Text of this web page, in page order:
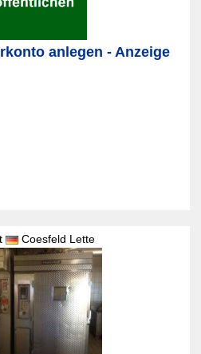
anlegen - Anzeige
Coesfeld Lette